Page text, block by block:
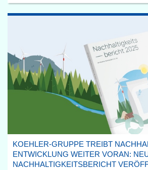
KOEHLER-GRUPPE TREIBT
ENTWICKLUNG WEITER VORAN:
NACHHALTIGKEITSBERICHT